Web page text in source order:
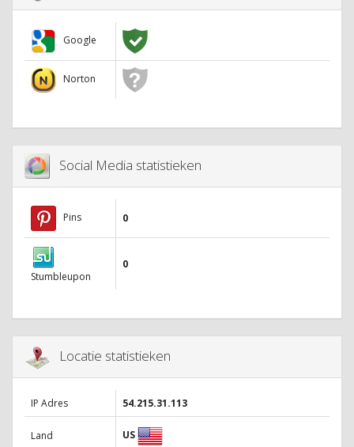
Google
Norton
Social Media statistieken
Pins 0
Stumbleupon
0
Locatie statistieken
IP Adres 54.215.31.113
Land US